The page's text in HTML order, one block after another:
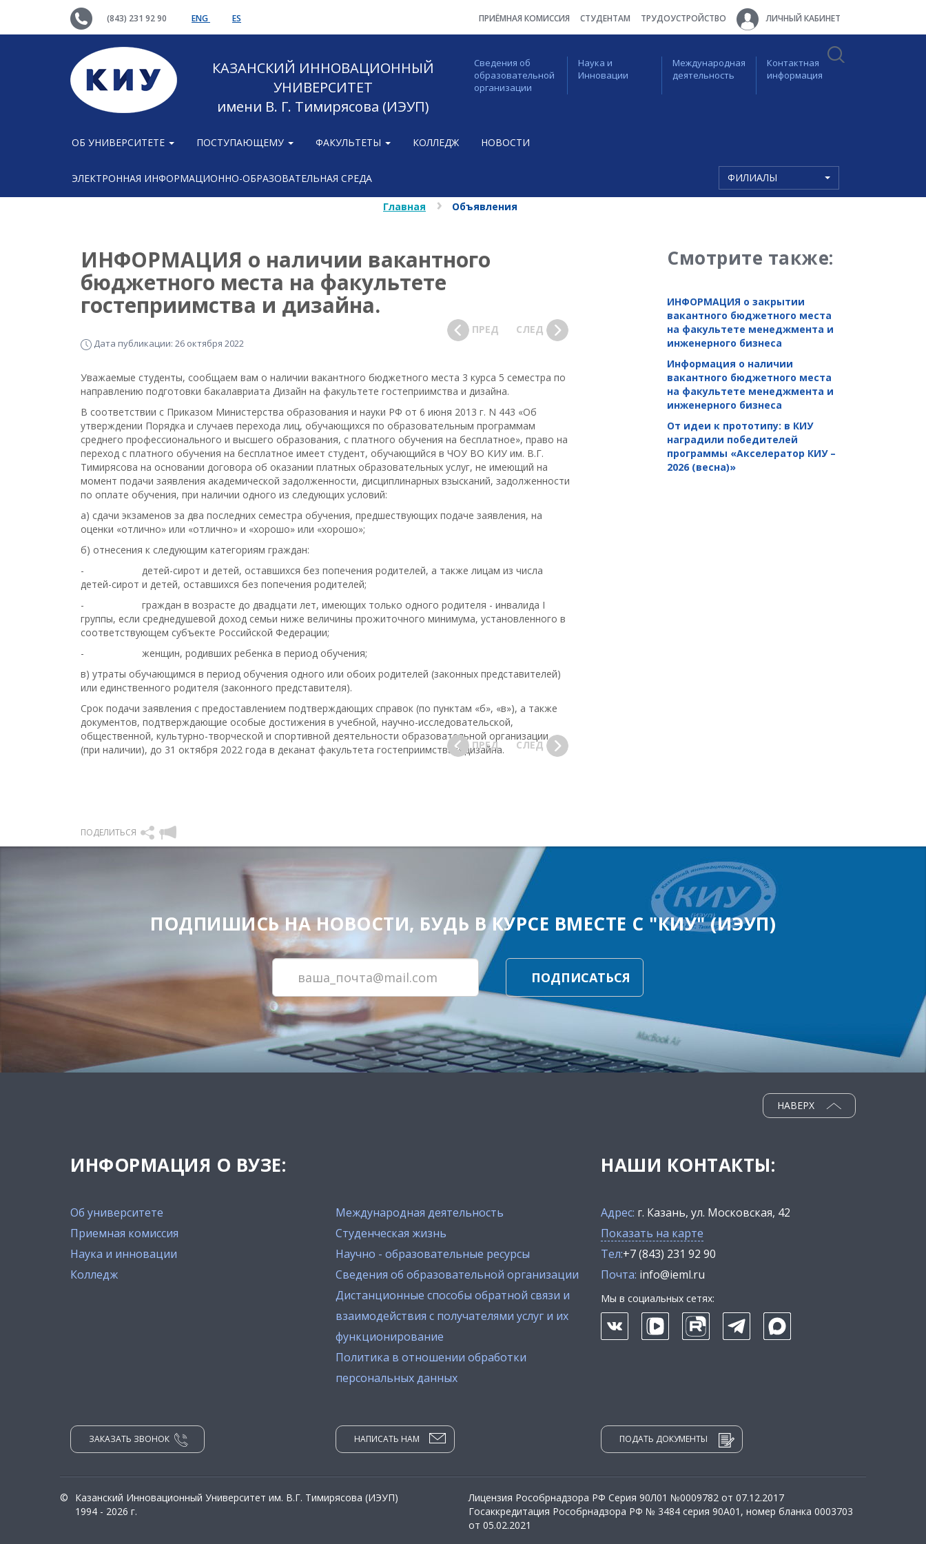
(843) 231 92 90 ENG ES ПРИЁМНАЯ КОМИССИЯ СТУДЕНТАМ ТРУДОУСТРОЙСТВО ЛИЧНЫЙ КАБИНЕТ
КАЗАНСКИЙ ИННОВАЦИОННЫЙ
УНИВЕРСИТЕТ
имени В. Г. Тимирясова (ИЭУП)
Сведения об
образовательной
организации
Наука и
Инновации
Международная
деятельность
Контактная
информация
ОБ УНИВЕРСИТЕТЕ ПОСТУПАЮЩЕМУ ФАКУЛЬТЕТЫ КОЛЛЕДЖ НОВОСТИ
ЭЛЕКТРОННАЯ ИНФОРМАЦИОННО-ОБРАЗОВАТЕЛЬНАЯ СРЕДА ФИЛИАЛЫ
Главная Объявления
ИНФОРМАЦИЯ о наличии вакантного
бюджетного места на факультете
гостеприимства и дизайна.
Дата публикации: 26 октября 2022
ПРЕД СЛЕД
Уважаемые студенты, сообщаем вам о наличии вакантного бюджетного места 3 курса 5 семестра по
направлению подготовки бакалавриата Дизайн на факультете гостеприимства и дизайна.
В соответствии с Приказом Министерства образования и науки РФ от 6 июня 2013 г. N 443 «Об
утверждении Порядка и случаев перехода лиц, обучающихся по образовательным программам
среднего профессионального и высшего образования, с платного обучения на бесплатное», право на
переход с платного обучения на бесплатное имеет студент, обучающийся в ЧОУ ВО КИУ им. В.Г.
Тимирясова на основании договора об оказании платных образовательных услуг, не имеющий на
момент подачи заявления академической задолженности, дисциплинарных взысканий, задолженности
по оплате обучения, при наличии одного из следующих условий:
а) сдачи экзаменов за два последних семестра обучения, предшествующих подаче заявления, на
оценки «отлично» или «отлично» и «хорошо» или «хорошо»;
б) отнесения к следующим категориям граждан:
- детей-сирот и детей, оставшихся без попечения родителей, а также лицам из числа
детей-сирот и детей, оставшихся без попечения родителей;
- граждан в возрасте до двадцати лет, имеющих только одного родителя - инвалида I
группы, если среднедушевой доход семьи ниже величины прожиточного минимума, установленного в
соответствующем субъекте Российской Федерации;
- женщин, родивших ребенка в период обучения;
в) утраты обучающимся в период обучения одного или обоих родителей (законных представителей)
или единственного родителя (законного представителя).
Срок подачи заявления с предоставлением подтверждающих справок (по пунктам «б», «в»), а также
документов, подтверждающие особые достижения в учебной, научно-исследовательской,
общественной, культурно-творческой и спортивной деятельности образовательной организации
(при наличии), до 31 октября 2022 года в деканат факультета гостеприимства и дизайна.
ПОДЕЛИТЬСЯ
ПРЕД СЛЕД
Смотрите также:
ИНФОРМАЦИЯ о закрытии
вакантного бюджетного места
на факультете менеджмента и
инженерного бизнеса
Информация о наличии
вакантного бюджетного места
на факультете менеджмента и
инженерного бизнеса
От идеи к прототипу: в КИУ
наградили победителей
программы «Акселератор КИУ –
2026 (весна)»
ПОДПИШИСЬ НА НОВОСТИ, БУДЬ В КУРСЕ ВМЕСТЕ С "КИУ" (ИЭУП)
ПОДПИСАТЬСЯ
ИНФОРМАЦИЯ О ВУЗЕ:
Об университете
Приемная комиссия
Наука и инновации
Колледж
Международная деятельность
Студенческая жизнь
Научно - образовательные ресурсы
Сведения об образовательной организации
Дистанционные способы обратной связи и
взаимодействия с получателями услуг и их
функционирование
Политика в отношении обработки
персональных данных
НАВЕРХ
НАШИ КОНТАКТЫ:
Адрес: г. Казань, ул. Московская, 42
Показать на карте
Тел:+7 (843) 231 92 90
Почта: info@ieml.ru
Мы в социальных сетях:
ЗАКАЗАТЬ ЗВОНОК НАПИСАТЬ НАМ ПОДАТЬ ДОКУМЕНТЫ
©
Казанский Инновационный Университет им. В.Г. Тимирясова (ИЭУП)
1994 - 2026 г.
Лицензия Рособрнадзора РФ Серия 90Л01 №0009782 от 07.12.2017
Госаккредитация Рособрнадзора РФ № 3484 серия 90А01, номер бланка 0003703
от 05.02.2021